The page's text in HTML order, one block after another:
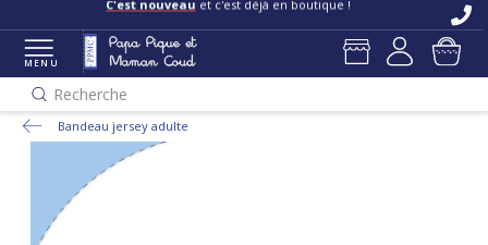
C'est nouveau et c'est déjà en boutique !
MENU
Recherche
Bandeau jersey adulte